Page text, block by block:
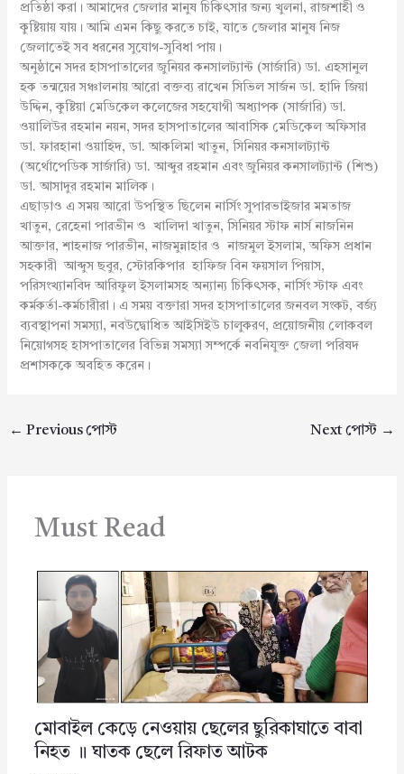
প্রতিষ্ঠা করা। আমাদের জেলার মানুষ চিকিৎসার জন্য খুলনা, রাজশাহী ও
কুষ্টিয়ায় যায়। আমি এমন কিছু করতে চাই, যাতে জেলার মানুষ নিজ
জেলাতেই সব ধরনের সুযোগ-সুবিধা পায়।
অনুষ্ঠানে সদর হাসপাতালের জুনিয়র কনসালট্যান্ট (সার্জারি) ডা. এহসানুল
হক তন্ময়ের সঞ্চালনায় আরো বক্তব্য রাখেন সিভিল সার্জন ডা. হাদি জিয়া
উদ্দিন, কুষ্টিয়া মেডিকেল কলেজের সহযোগী অধ্যাপক (সার্জারি) ডা.
ওয়ালিউর রহমান নয়ন, সদর হাসপাতালের আবাসিক মেডিকেল অফিসার
ডা. ফারহানা ওয়াহিদ, ডা. আকলিমা খাতুন, সিনিয়র কনসালট্যান্ট
(অর্থোপেডিক সার্জারি) ডা. আব্দুর রহমান এবং জুনিয়র কনসালট্যান্ট (শিশু)
ডা. আসাদুর রহমান মালিক।
এছাড়াও এ সময় আরো উপস্থিত ছিলেন নার্সিং সুপারভাইজার মমতাজ
খাতুন, রেহেনা পারভীন ও খালিদা খাতুন, সিনিয়র স্টাফ নার্স নাজনিন
আক্তার, শাহনাজ পারভীন, নাজমুন্নাহার ও নাজমুল ইসলাম, অফিস প্রধান
সহকারী আব্দুস ছবুর, স্টোরকিপার হাফিজ বিন ফয়সাল পিয়াস,
পরিসংখ্যানবিদ আরিফুল ইসলামসহ অন্যান্য চিকিৎসক, নার্সিং স্টাফ এবং
কর্মকর্তা-কর্মচারীরা। এ সময় বক্তারা সদর হাসপাতালের জনবল সংকট, বর্জ্য
ব্যবস্থাপনা সমস্যা, নবউদ্বোধিত আইসিইউ চালুকরণ, প্রয়োজনীয় লোকবল
নিয়োগসহ হাসপাতালের বিভিন্ন সমস্যা সম্পর্কে নবনিযুক্ত জেলা পরিষদ
প্রশাসককে অবহিত করেন।
← Previous পোস্ট Next পোস্ট →
Must Read
মোবাইল কেড়ে নেওয়ায় ছেলের ছুরিকাঘাতে বাবা
নিহত ॥ ঘাতক ছেলে রিফাত আটক